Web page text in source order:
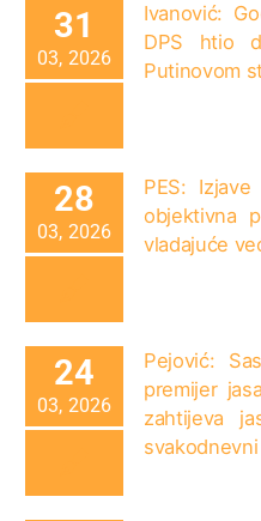
31
03, 2026
Ivanović:
DPS htio
Putinovom
28
03, 2026
PES:
objektivna
vladajuće
24
03, 2026
Pejović:
premijer
zahtijeva
svakodnevni